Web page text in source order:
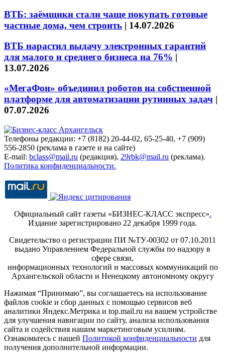
ВТБ: заёмщики стали чаще покупать готовые
частные дома, чем строить | 14.07.2026
ВТБ нарастил выдачу электронных гарантий
для малого и среднего бизнеса на 76% |
13.07.2026
«МегаФон» объединил роботов на собственной
платформе для автоматизации рутинных задач |
07.07.2026
Телефоны редакции: +7 (8182) 20-44-02, 65-25-40, +7 (909)
556-2850 (реклама в газете и на сайте)
E-mail: bclass@mail.ru (редакция), 29rbk@mail.ru (реклама).
Политика конфиденциальности.
Официальный сайт газеты «БИЗНЕС-КЛАСС экспресс».
Издание зарегистрировано 22 декабря 1999 года.
Свидетельство о регистрации ПИ №ТУ-00302 от 07.10.2011
выдано Управлением Федеральной службы по надзору в
сфере связи,
информационных технологий и массовых коммуникаций по
Архангельской области и Ненецкому автономному округу
Нажимая “Принимаю”, вы соглашаетесь на использование
файлов cookie и сбор данных с помощью сервисов веб
аналитики Яндекс.Метрика и top.mail.ru на вашем устройстве
для улучшения навигации по сайту, анализа использования
сайта и содействия нашим маркетинговым усилиям.
Ознакомьтесь с нашей Политикой конфиденциальности для
получения дополнительной информации.